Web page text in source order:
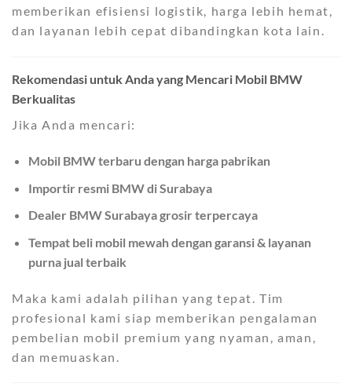
memberikan efisiensi logistik, harga lebih hemat,
dan layanan lebih cepat dibandingkan kota lain.
Rekomendasi untuk Anda yang Mencari Mobil BMW
Berkualitas
Jika Anda mencari:
Mobil BMW terbaru dengan harga pabrikan
Importir resmi BMW di Surabaya
Dealer BMW Surabaya grosir terpercaya
Tempat beli mobil mewah dengan garansi & layanan
purna jual terbaik
Maka kami adalah pilihan yang tepat. Tim
profesional kami siap memberikan pengalaman
pembelian mobil premium yang nyaman, aman,
dan memuaskan.